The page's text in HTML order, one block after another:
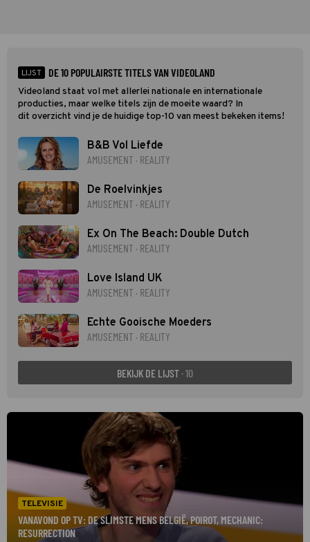
LIJST DE 10 POPULAIRSTE TITELS VAN VIDEOLAND
Videoland staat vol met allerlei nationale en internationale
producties, maar welke titels zijn de moeite waard? In
dit overzicht vind je de huidige top-10 van meest bekeken items!
B&B Vol Liefde
AMUSEMENT · REALITY
De Roelvinkjes
AMUSEMENT · REALITY
Ex On The Beach: Double Dutch
AMUSEMENT · REALITY
Love Island UK
AMUSEMENT · REALITY
Echte Gooische Moeders
AMUSEMENT · REALITY
BEKIJK DE LIJST · 10
TELEVISIE
VANAVOND OP TV: DE SLIMSTE MENS BELGIË, POIROT, MECHANIC:
RESURRECTION